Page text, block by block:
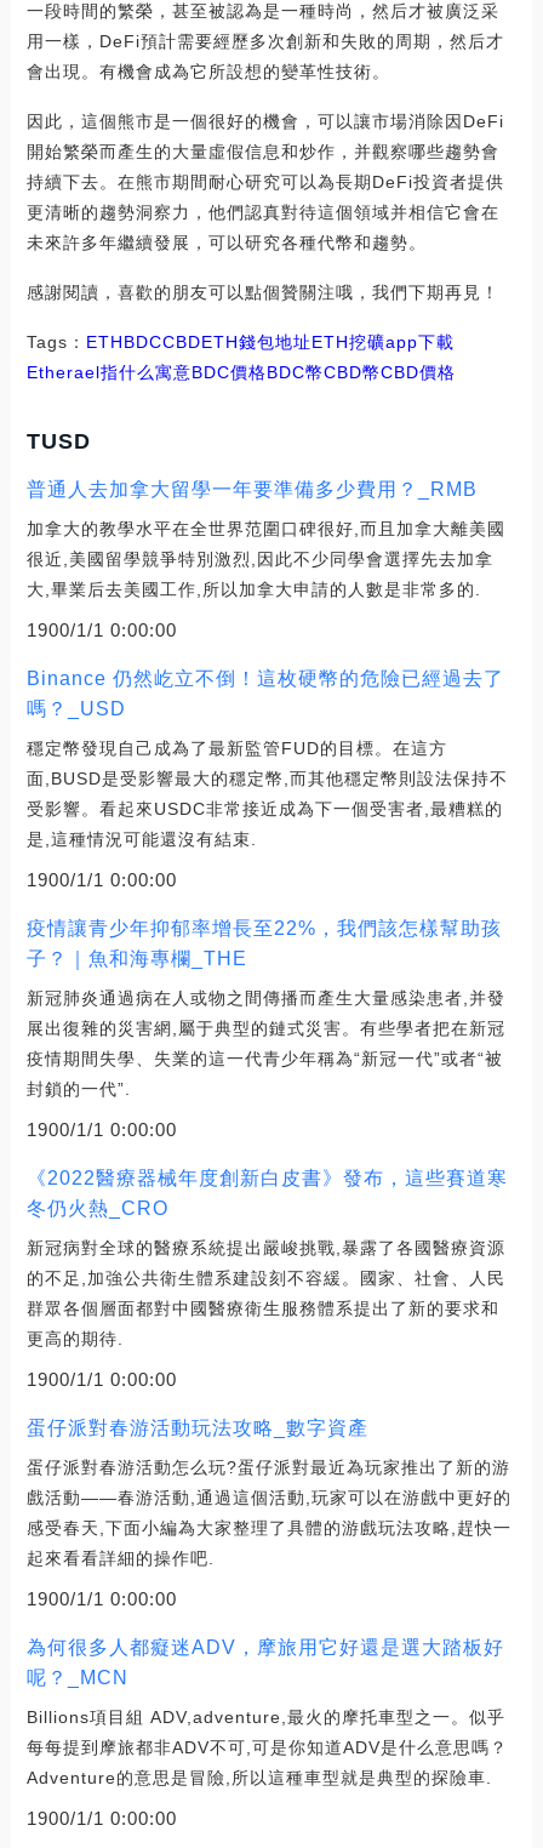
一段時間的繁榮，甚至被認為是一種時尚，然后才被廣泛采
用一樣，DeFi預計需要經歷多次創新和失敗的周期，然后才
會出現。有機會成為它所設想的變革性技術。
因此，這個熊市是一個很好的機會，可以讓市場消除因DeFi
開始繁榮而產生的大量虛假信息和炒作，并觀察哪些趨勢會
持續下去。在熊市期間耐心研究可以為長期DeFi投資者提供
更清晰的趨勢洞察力，他們認真對待這個領域并相信它會在
未來許多年繼續發展，可以研究各種代幣和趨勢。
感謝閱讀，喜歡的朋友可以點個贊關注哦，我們下期再見！
Tags： ETHBDCCBDETH錢包地址ETH挖礦app下載
Etherael指什么寓意BDC價格BDC幣CBD幣CBD價格
TUSD
普通人去加拿大留學一年要準備多少費用？_RMB
加拿大的教學水平在全世界范圍口碑很好,而且加拿大離美國
很近,美國留學競爭特別激烈,因此不少同學會選擇先去加拿
大,畢業后去美國工作,所以加拿大申請的人數是非常多的.
1900/1/1 0:00:00
Binance 仍然屹立不倒！這枚硬幣的危險已經過去了
嗎？_USD
穩定幣發現自己成為了最新監管FUD的目標。在這方
面,BUSD是受影響最大的穩定幣,而其他穩定幣則設法保持不
受影響。看起來USDC非常接近成為下一個受害者,最糟糕的
是,這種情況可能還沒有結束.
1900/1/1 0:00:00
疫情讓青少年抑郁率增長至22%，我們該怎樣幫助孩
子？｜魚和海專欄_THE
新冠肺炎通過病在人或物之間傳播而產生大量感染患者,并發
展出復雜的災害網,屬于典型的鏈式災害。有些學者把在新冠
疫情期間失學、失業的這一代青少年稱為“新冠一代”或者“被
封鎖的一代”.
1900/1/1 0:00:00
《2022醫療器械年度創新白皮書》發布，這些賽道寒
冬仍火熱_CRO
新冠病對全球的醫療系統提出嚴峻挑戰,暴露了各國醫療資源
的不足,加強公共衛生體系建設刻不容緩。國家、社會、人民
群眾各個層面都對中國醫療衛生服務體系提出了新的要求和
更高的期待.
1900/1/1 0:00:00
蛋仔派對春游活動玩法攻略_數字資產
蛋仔派對春游活動怎么玩?蛋仔派對最近為玩家推出了新的游
戲活動——春游活動,通過這個活動,玩家可以在游戲中更好的
感受春天,下面小編為大家整理了具體的游戲玩法攻略,趕快一
起來看看詳細的操作吧.
1900/1/1 0:00:00
為何很多人都癡迷ADV，摩旅用它好還是選大踏板好
呢？_MCN
Billions項目組 ADV,adventure,最火的摩托車型之一。似乎
每每提到摩旅都非ADV不可,可是你知道ADV是什么意思嗎？
Adventure的意思是冒險,所以這種車型就是典型的探險車.
1900/1/1 0:00:00